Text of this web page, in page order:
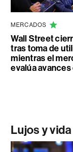
MERCADOS
Wall Street
tras toma de
mientras el
evalúa
Lujos y